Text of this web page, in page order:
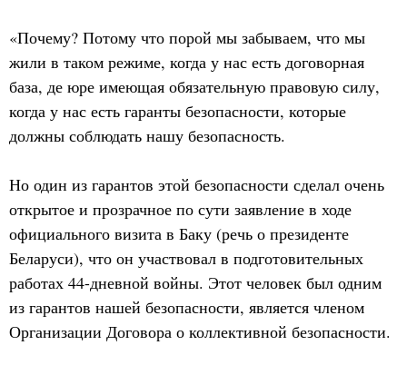
«Почему? Потому что порой мы забываем, что мы
жили в таком режиме, когда у нас есть договорная
база, де юре имеющая обязательную правовую силу,
когда у нас есть гаранты безопасности, которые
должны соблюдать нашу безопасность.
Но один из гарантов этой безопасности сделал очень
открытое и прозрачное по сути заявление в ходе
официального визита в Баку (речь о президенте
Беларуси), что он участвовал в подготовительных
работах 44-дневной войны. Этот человек был одним
из гарантов нашей безопасности, является членом
Организации Договора о коллективной безопасности.